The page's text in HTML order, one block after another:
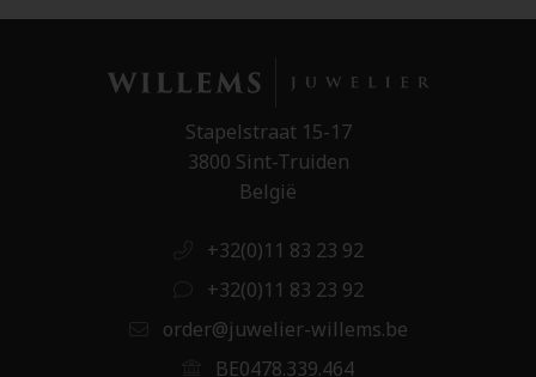
Stapelstraat 15-17
3800 Sint-Truiden
België
+32(0)11 83 23 92
+32(0)11 83 23 92
order@juwelier-willems.be
BE0478.339.464